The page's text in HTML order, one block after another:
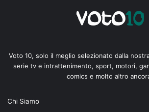
Voto 10, solo il meglio selezionato dalla
serie tv e intrattenimento, sport, motori,
comics e molto altro
Chi Siamo